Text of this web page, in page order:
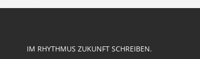
IM RHYTHMUS ZUKUNFT SCHREIBEN.